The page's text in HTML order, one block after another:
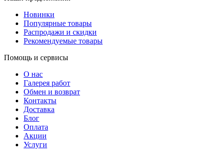
Новинки
Популярные товары
Распродажи и скидки
Рекомендуемые товары
Помощь и сервисы
О нас
Галерея работ
Обмен и возврат
Контакты
Доставка
Блог
Оплата
Акции
Услуги